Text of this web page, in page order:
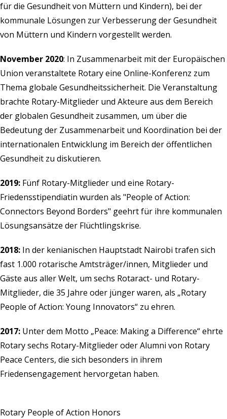
für die Gesundheit von Müttern und Kindern), bei der
kommunale Lösungen zur Verbesserung der Gesundheit
von Müttern und Kindern vorgestellt werden.
November 2020: In Zusammenarbeit mit der Europäischen
Union veranstaltete Rotary eine Online-Konferenz zum
Thema globale Gesundheitssicherheit. Die Veranstaltung
brachte Rotary-Mitglieder und Akteure aus dem Bereich
der globalen Gesundheit zusammen, um über die
Bedeutung der Zusammenarbeit und Koordination bei der
internationalen Entwicklung im Bereich der öffentlichen
Gesundheit zu diskutieren.
2019: Fünf Rotary-Mitglieder und eine Rotary-
Friedensstipendiatin wurden als "People of Action:
Connectors Beyond Borders" geehrt für ihre kommunalen
Lösungsansätze der Flüchtlingskrise.
2018: In der kenianischen Hauptstadt Nairobi trafen sich
fast 1.000 rotarische Amtsträger/innen, Mitglieder und
Gäste aus aller Welt, um sechs Rotaract- und Rotary-
Mitglieder, die 35 Jahre oder jünger waren, als „Rotary
People of Action: Young Innovators“ zu ehren.
2017: Unter dem Motto „Peace: Making a Difference“ ehrte
Rotary sechs Rotary-Mitglieder oder Alumni von Rotary
Peace Centers, die sich besonders in ihrem
Friedensengagement hervorgetan haben.
Rotary People of Action Honors